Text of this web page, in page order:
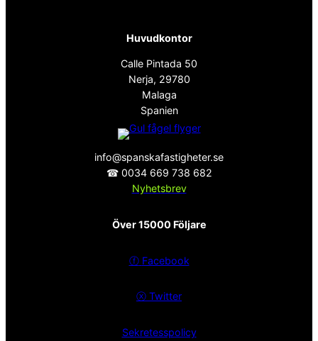
Huvudkontor
Calle Pintada 50
Nerja, 29780
Malaga
Spanien
info@spanskafastigheter.se
☎ 0034 669 738 682
Nyhetsbrev
Över 15000 Följare
ⓕ Facebook
ⓧ Twitter
Sekretesspolicy